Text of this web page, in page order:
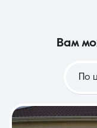
вам
По